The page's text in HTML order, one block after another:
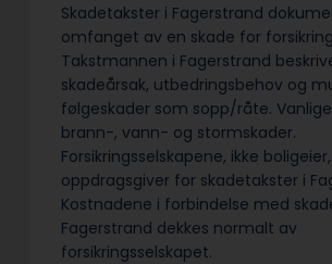
Skadetakster i Fagerstrand
omfanget av en skade for
Takstmannen i Fagerstrand
skadeårsak, utbedringsbehov og
følgeskader som sopp/råte.
brann-, vann- og stormskader.
Forsikringsselskapene, ikke
oppdragsgiver for skadetakster i
Kostnadene i forbindelse med
Fagerstrand dekkes normalt av
forsikringsselskapet.